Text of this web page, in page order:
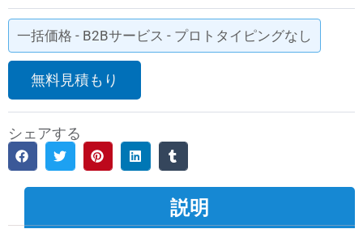
一括価格 - B2Bサービス - プロトタイピングなし
無料見積もり
シェアする
説明